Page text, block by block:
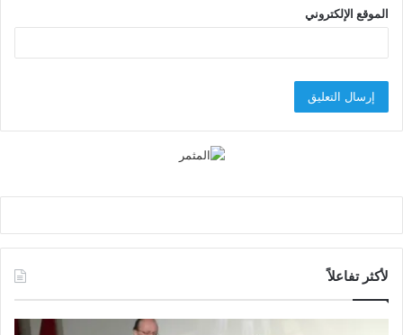
الموقع الإلكتروني
لأكثر تفاعلاً